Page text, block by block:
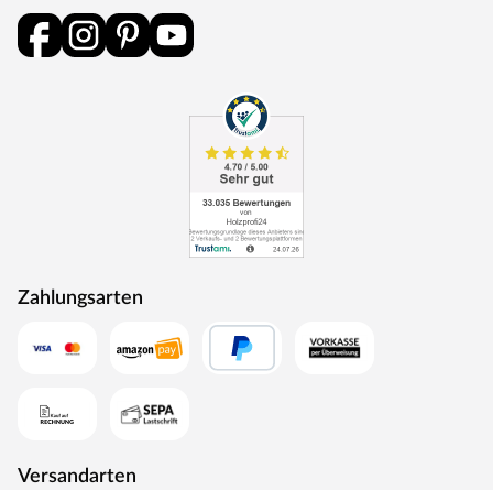
Zahlungsarten
Versandarten